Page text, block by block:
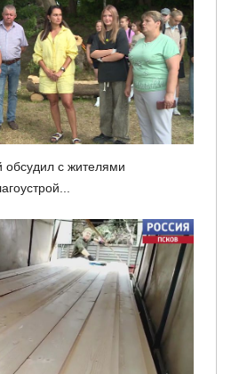
обсудил с жителями